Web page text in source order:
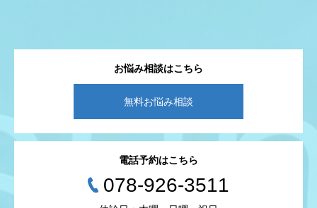
お悩み相談はこちら
無料お悩み相談
電話予約はこちら
078-926-3511